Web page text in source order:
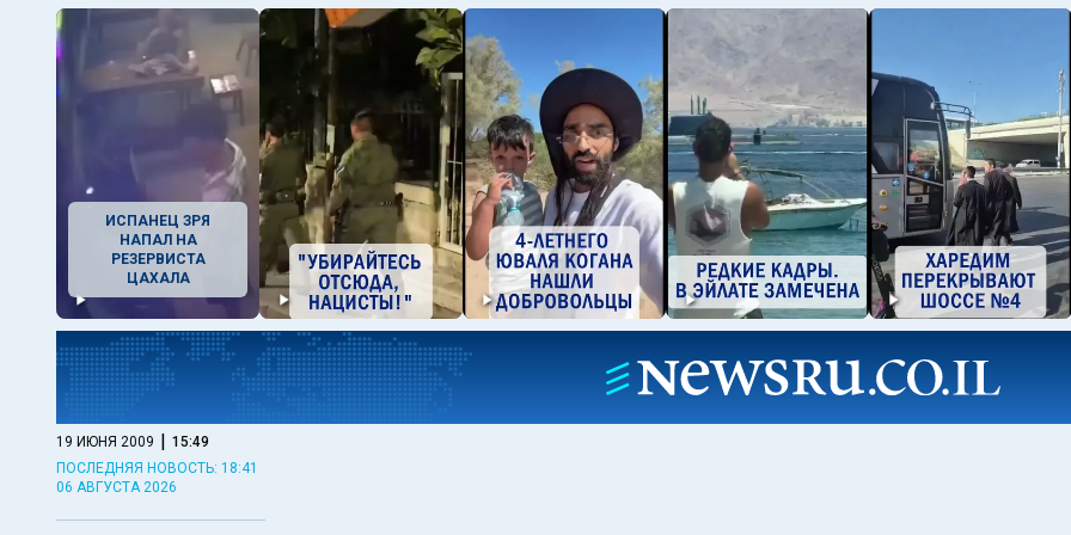
ИСПАНЕЦ ЗРЯ
НАПАЛ НА
РЕЗЕРВИСТА
ЦАХАЛА
19 ИЮНЯ 2009 | 15:49
ПОСЛЕДНЯЯ НОВОСТЬ: 18:41
06 АВГУСТА 2026